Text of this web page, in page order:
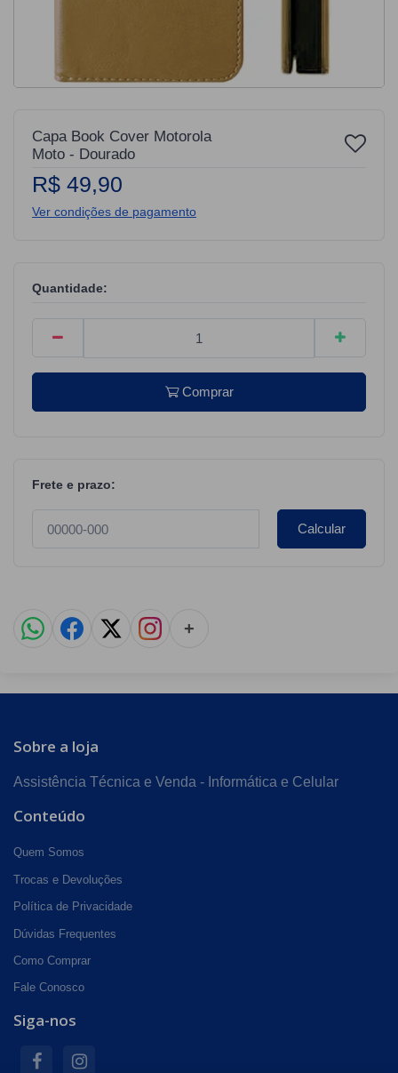
Capa Book Cover Motorola
Moto - Dourado
R$ 49,90
Ver condições de pagamento
Quantidade:
Comprar
Frete e prazo:
Calcular
+
Sobre a loja
Assistência Técnica e Venda - Informática e Celular
Conteúdo
Quem Somos
Trocas e Devoluções
Política de Privacidade
Dúvidas Frequentes
Como Comprar
Fale Conosco
Siga-nos